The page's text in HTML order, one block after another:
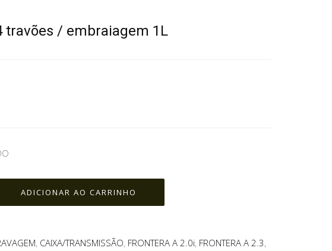
travões / embraiagem 1L
, CAIXA/TRANSMISSÃO, FRONTERA A 2.0i, FRONTERA A 2.3,